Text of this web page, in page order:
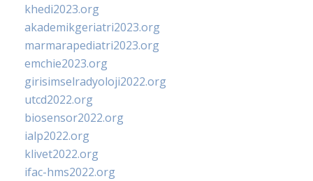
khedi2023.org
akademikgeriatri2023.org
marmarapediatri2023.org
emchie2023.org
girisimselradyoloji2022.org
utcd2022.org
biosensor2022.org
ialp2022.org
klivet2022.org
ifac-hms2022.org